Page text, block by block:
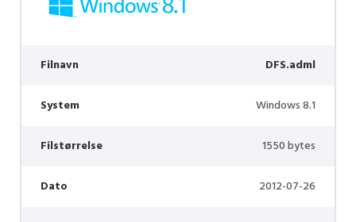
Filnavn DFS.adml
System Windows 8.1
Filstørrelse 1550 bytes
Dato 2012-07-26